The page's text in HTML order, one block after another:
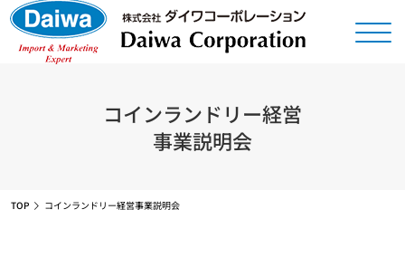
コインランドリー経営
事業説明会
TOP コインランドリー経営事業説明会